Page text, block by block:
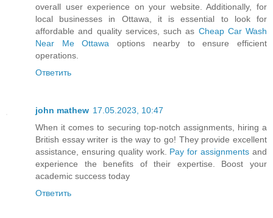
overall user experience on your website. Additionally, for
local businesses in Ottawa, it is essential to look for
affordable and quality services, such as Cheap Car Wash
Near Me Ottawa options nearby to ensure efficient
operations.
Ответить
john mathew 17.05.2023, 10:47
When it comes to securing top-notch assignments, hiring a
British essay writer is the way to go! They provide excellent
assistance, ensuring quality work. Pay for assignmentsand
experience the benefits of their expertise. Boost your
academic success today
Ответить